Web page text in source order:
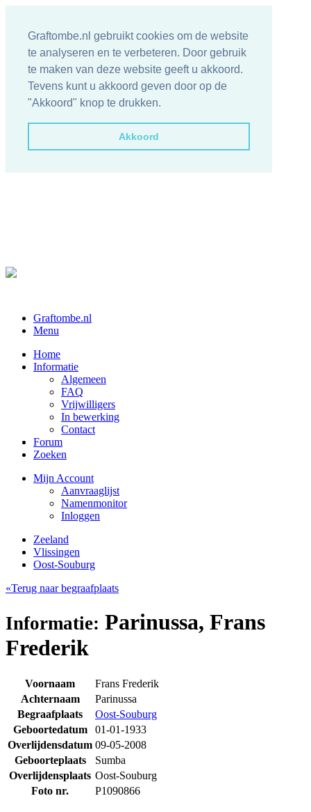
Graftombe.nl gebruikt cookies om de website
te analyseren en te verbeteren. Door gebruik
te maken van deze website geeft u akkoord.
Tevens kunt u akkoord geven door op de
"Akkoord" knop te drukken.
Akkoord
Graftombe.nl
Menu
Home
Informatie
Algemeen
FAQ
Vrijwilligers
In bewerking
Contact
Forum
Zoeken
Mijn Account
Aanvraaglijst
Namenmonitor
Inloggen
Zeeland
Vlissingen
Oost-Souburg
«Terug naar begraafplaats
Informatie: Parinussa, Frans
Frederik
Voornaam
Frans Frederik
Achternaam
Parinussa
Begraafplaats
Oost-Souburg
Geboortedatum
01-01-1933
Overlijdensdatum 09-05-2008
Geboorteplaats
Sumba
Overlijdensplaats Oost-Souburg
Foto nr.
P1090866